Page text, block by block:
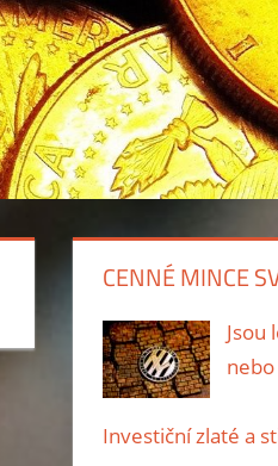
CENNÉ MINCE
Jsou
Investiční zlaté a